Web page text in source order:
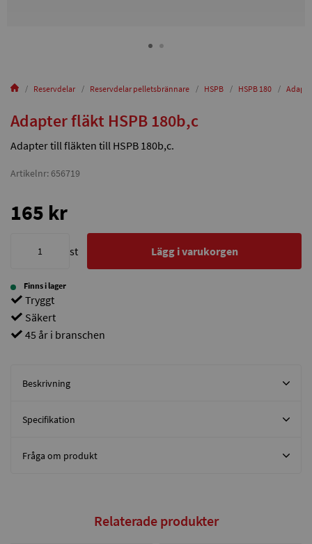
Reservdelar Reservdelar pelletsbrännare HSPB HSPB 180
Adapter fläkt HSPB 180b,c
Adapter till fläkten till HSPB 180b,c.
Artikelnr: 656719
165 kr
st Lägg i varukorgen
Finns i lager
Tryggt
Säkert
45 år i branschen
Beskrivning
Specifikation
Fråga om produkt
Relaterade produkter